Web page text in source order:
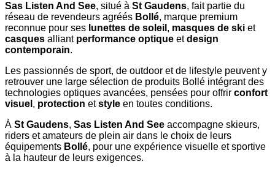
Sas Listen And See, situé à St Gaudens, fait partie du
réseau de revendeurs agréés Bollé, marque premium
reconnue pour ses lunettes de soleil , masques de ski et
casques alliant performance optique etdesign
contemporain.
Les passionnés de sport, de outdoor et de lifestyle peuvent y
retrouver une large sélection de produits Bollé intégrant des
technologies optiques avancées, pensées pour offrir confort
visuel , protection etstyle en toutes conditions.
À St Gaudens, Sas Listen And See accompagne skieurs,
riders et amateurs de plein air dans le choix de leurs
équipements Bollé, pour une expérience visuelle et sportive
à la hauteur de leurs exigences.